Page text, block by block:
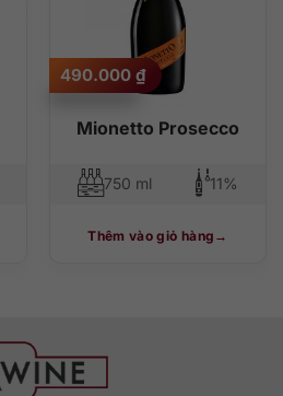
Mionetto Prosecco
490.000 ₫
750 ml 11%
Thêm vào giỏ hàng